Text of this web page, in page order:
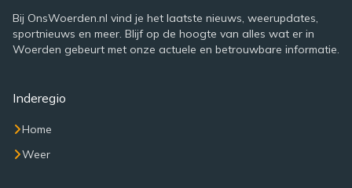
Bij OnsWoerden.nl vind je het laatste nieuws, weerupdates,
sportnieuws en meer. Blijf op de hoogte van alles wat er in
Woerden gebeurt met onze actuele en betrouwbare informatie.
Inderegio
Home
Weer